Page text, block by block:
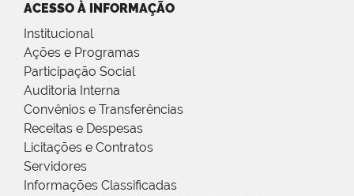
ACESSO À INFORMAÇÃO
Institucional
Ações e Programas
Participação Social
Auditoria Interna
Convênios e Transferências
Receitas e Despesas
Licitações e Contratos
Servidores
Informações Classificadas